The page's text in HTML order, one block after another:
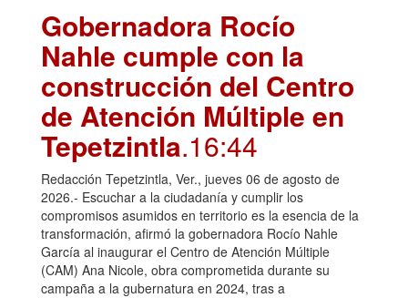
Gobernadora Rocío
Nahle cumple con la
construcción del Centro
de Atención Múltiple en
Tepetzintla.16:44
Redacción Tepetzintla, Ver., jueves 06 de agosto de
2026.- Escuchar a la ciudadanía y cumplir los
compromisos asumidos en territorio es la esencia de la
transformación, afirmó la gobernadora Rocío Nahle
García al inaugurar el Centro de Atención Múltiple
(CAM) Ana Nicole, obra comprometida durante su
campaña a la gubernatura en 2024, tras a